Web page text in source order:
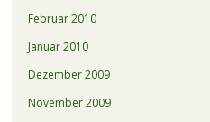
Februar 2010
Januar 2010
Dezember 2009
November 2009